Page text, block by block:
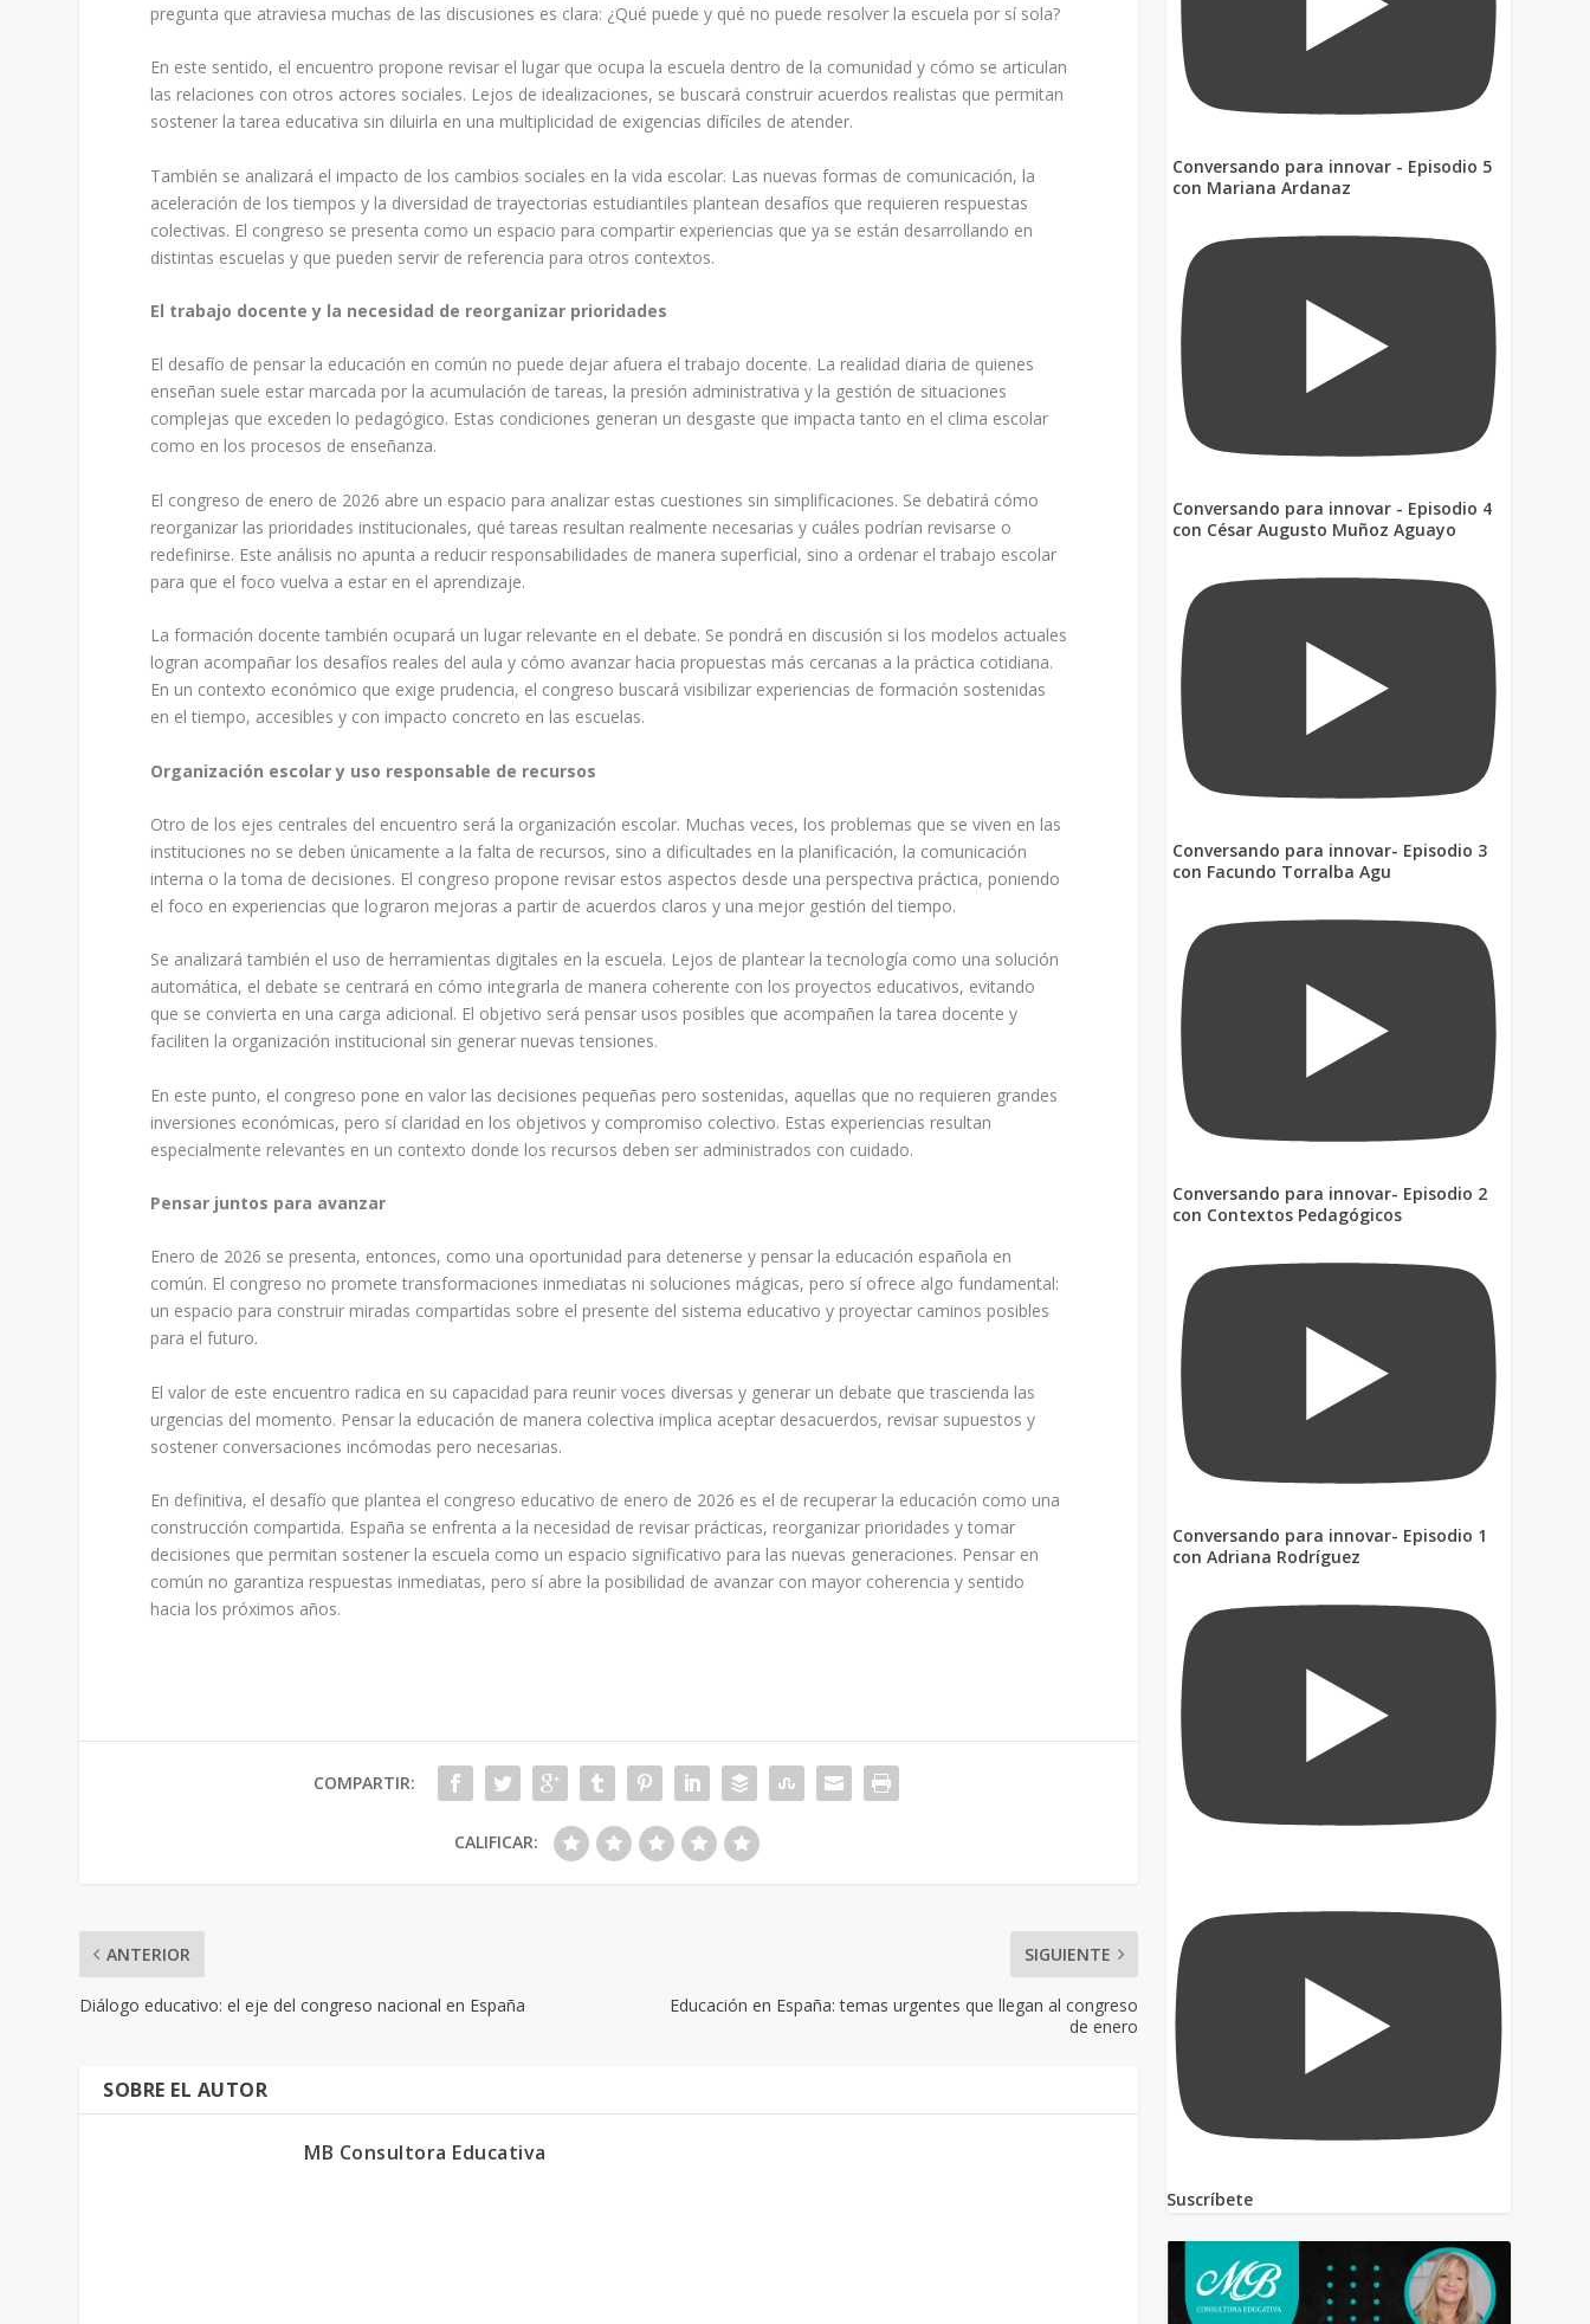
pregunta que atraviesa muchas de las discusiones es clara: ¿Qué puede y qué no puede resolver la escuela por sí sola?
En este sentido, el encuentro propone revisar el lugar que ocupa la escuela dentro de la comunidad y cómo se articulan
las relaciones con otros actores sociales. Lejos de idealizaciones, se buscará construir acuerdos realistas que permitan
sostener la tarea educativa sin diluirla en una multiplicidad de exigencias difíciles de atender.
También se analizará el impacto de los cambios sociales en la vida escolar. Las nuevas formas de comunicación, la
aceleración de los tiempos y la diversidad de trayectorias estudiantiles plantean desafíos que requieren respuestas
colectivas. El congreso se presenta como un espacio para compartir experiencias que ya se están desarrollando en
distintas escuelas y que pueden servir de referencia para otros contextos.
El trabajo docente y la necesidad de reorganizar prioridades
El desafío de pensar la educación en común no puede dejar afuera el trabajo docente. La realidad diaria de quienes
enseñan suele estar marcada por la acumulación de tareas, la presión administrativa y la gestión de situaciones
complejas que exceden lo pedagógico. Estas condiciones generan un desgaste que impacta tanto en el clima escolar
como en los procesos de enseñanza.
El congreso de enero de 2026 abre un espacio para analizar estas cuestiones sin simplificaciones. Se debatirá cómo
reorganizar las prioridades institucionales, qué tareas resultan realmente necesarias y cuáles podrían revisarse o
redefinirse. Este análisis no apunta a reducir responsabilidades de manera superficial, sino a ordenar el trabajo escolar
para que el foco vuelva a estar en el aprendizaje.
La formación docente también ocupará un lugar relevante en el debate. Se pondrá en discusión si los modelos actuales
logran acompañar los desafíos reales del aula y cómo avanzar hacia propuestas más cercanas a la práctica cotidiana.
En un contexto económico que exige prudencia, el congreso buscará visibilizar experiencias de formación sostenidas
en el tiempo, accesibles y con impacto concreto en las escuelas.
Organización escolar y uso responsable de recursos
Otro de los ejes centrales del encuentro será la organización escolar. Muchas veces, los problemas que se viven en las
instituciones no se deben únicamente a la falta de recursos, sino a dificultades en la planificación, la comunicación
interna o la toma de decisiones. El congreso propone revisar estos aspectos desde una perspectiva práctica, poniendo
el foco en experiencias que lograron mejoras a partir de acuerdos claros y una mejor gestión del tiempo.
Se analizará también el uso de herramientas digitales en la escuela. Lejos de plantear la tecnología como una solución
automática, el debate se centrará en cómo integrarla de manera coherente con los proyectos educativos, evitando
que se convierta en una carga adicional. El objetivo será pensar usos posibles que acompañen la tarea docente y
faciliten la organización institucional sin generar nuevas tensiones.
En este punto, el congreso pone en valor las decisiones pequeñas pero sostenidas, aquellas que no requieren grandes
inversiones económicas, pero sí claridad en los objetivos y compromiso colectivo. Estas experiencias resultan
especialmente relevantes en un contexto donde los recursos deben ser administrados con cuidado.
Pensar juntos para avanzar
Enero de 2026 se presenta, entonces, como una oportunidad para detenerse y pensar la educación española en
común. El congreso no promete transformaciones inmediatas ni soluciones mágicas, pero sí ofrece algo fundamental:
un espacio para construir miradas compartidas sobre el presente del sistema educativo y proyectar caminos posibles
para el futuro.
El valor de este encuentro radica en su capacidad para reunir voces diversas y generar un debate que trascienda las
urgencias del momento. Pensar la educación de manera colectiva implica aceptar desacuerdos, revisar supuestos y
sostener conversaciones incómodas pero necesarias.
En definitiva, el desafío que plantea el congreso educativo de enero de 2026 es el de recuperar la educación como una
construcción compartida. España se enfrenta a la necesidad de revisar prácticas, reorganizar prioridades y tomar
decisiones que permitan sostener la escuela como un espacio significativo para las nuevas generaciones. Pensar en
común no garantiza respuestas inmediatas, pero sí abre la posibilidad de avanzar con mayor coherencia y sentido
hacia los próximos años.
COMPARTIR:
CALIFICAR:
ANTERIOR
Diálogo educativo: el eje del congreso nacional en España
SIGUIENTE
Educación en España: temas urgentes que llegan al congreso
de enero
SOBRE EL AUTOR
MB Consultora Educativa
Conversando para innovar - Episodio 5
con Mariana Ardanaz
Conversando para innovar - Episodio 4
con César Augusto Muñoz Aguayo
Conversando para innovar- Episodio 3
con Facundo Torralba Agu
Conversando para innovar- Episodio 2
con Contextos Pedagógicos
Conversando para innovar- Episodio 1
con Adriana Rodríguez
Suscríbete